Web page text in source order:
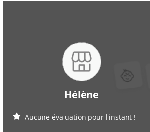
Hélène
Aucune évaluation pour l'instant !